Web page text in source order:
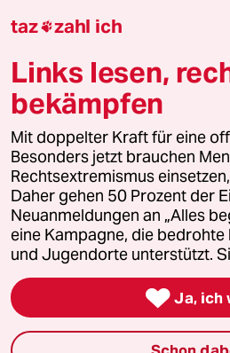
Downloads für Abonnierende
© 2026 taz Verlags und Vertriebs
Alle Rechte vorbehalten. Bei rechtlichen
wenden Sie sich bitte an
lizenzen@taz.de
Feedback Redaktionsstatut
Leitlinie Informant Datenschutz
Seitenwende Einwilligungen
taz zahl ich
Links lesen,
bekämpfen
Mit doppelter Kraft für eine
Besonders jetzt brauchen
Rechtsextremismus
Daher gehen 50 Prozent der
Neuanmeldungen an „Alles
eine Kampagne, die bedrohte
und Jugendorte unterstützt.
 Ja, ich